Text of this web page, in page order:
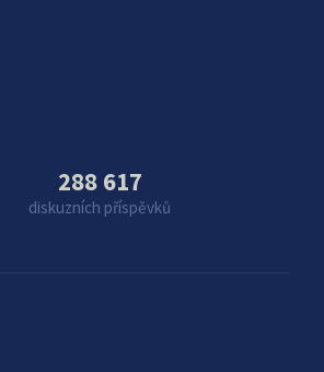
288 617
diskuzních příspěvků